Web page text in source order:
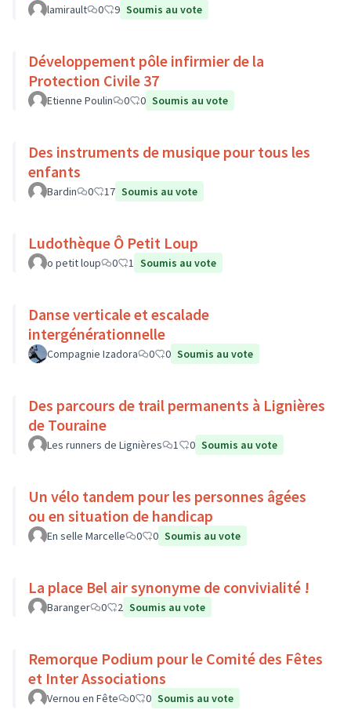
lamirault 0 9 Soumis au vote
Développement pôle infirmier de la
Protection Civile 37
Etienne Poulin 0 0 Soumis au vote
Des instruments de musique pour tous les
enfants
Bardin 0 17 Soumis au vote
Ludothèque Ô Petit Loup
o petit loup 0 1 Soumis au vote
Danse verticale et escalade
intergénérationnelle
Compagnie Izadora 0 0 Soumis au vote
Des parcours de trail permanents à Lignières
de Touraine
Les runners de Lignières 1 0 Soumis au vote
Un vélo tandem pour les personnes âgées
ou en situation de handicap
En selle Marcelle 0 0 Soumis au vote
La place Bel air synonyme de convivialité !
Baranger 0 2 Soumis au vote
Remorque Podium pour le Comité des Fêtes
et Inter Associations
Vernou en Fête 0 0 Soumis au vote